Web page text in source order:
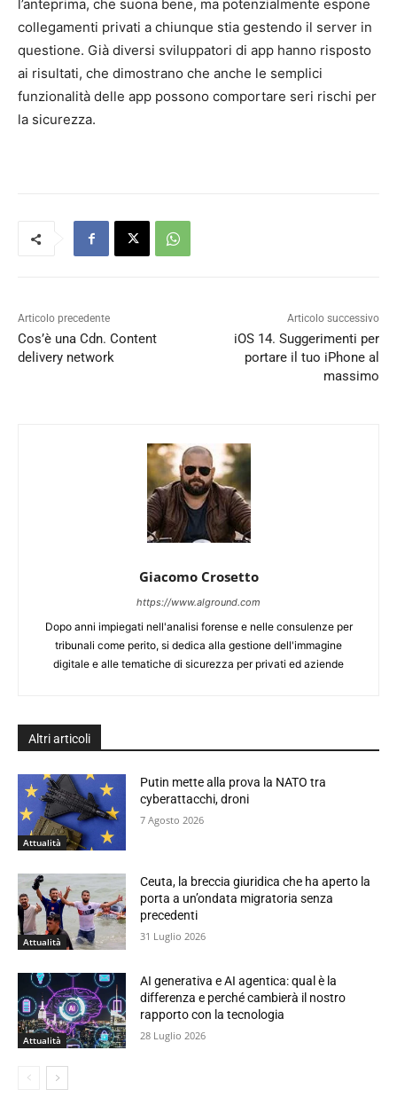
l’anteprima, che suona bene, ma potenzialmente espone
collegamenti privati ​​a chiunque stia gestendo il server in
questione. Già diversi sviluppatori di app hanno risposto
ai risultati, che dimostrano che anche le semplici
funzionalità delle app possono comportare seri rischi per
la sicurezza.
Articolo precedente
Cos’è una Cdn. Content
delivery network
Articolo successivo
iOS 14. Suggerimenti per
portare il tuo iPhone al
massimo
Giacomo Crosetto
https://www.alground.com
Dopo anni impiegati nell'analisi forense e nelle consulenze per
tribunali come perito, si dedica alla gestione dell'immagine
digitale e alle tematiche di sicurezza per privati ed aziende
Altri articoli
Attualità
Putin mette alla prova la NATO tra
cyberattacchi, droni
7 Agosto 2026
Attualità
Ceuta, la breccia giuridica che ha aperto la
porta a un’ondata migratoria senza
precedenti
31 Luglio 2026
Attualità
AI generativa e AI agentica: qual è la
differenza e perché cambierà il nostro
rapporto con la tecnologia
28 Luglio 2026